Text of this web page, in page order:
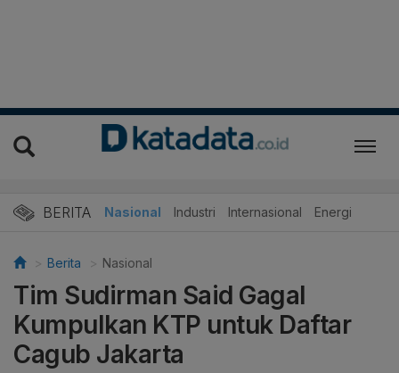
BERITA Nasional Industri Internasional Energi
Berita Nasional
Tim Sudirman Said Gagal
Kumpulkan KTP untuk Daftar
Cagub Jakarta